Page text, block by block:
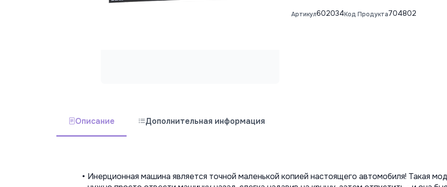
Артикул602034Код Продукта704802
Описание Дополнительная информация
Инерционная машина является точной маленькой копией настоящего автомобиля! Такая